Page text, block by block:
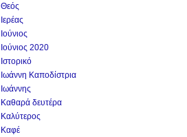
Θεός
Ιερέας
Ιούνιος
Ιούνιος 2020
Ιστορικό
Ιωάννη Καποδίστρια
Ιωάννης
Καθαρά δευτέρα
Καλύτερος
Καφέ